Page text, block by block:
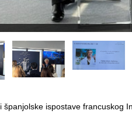
španjolske ispostave francuskog